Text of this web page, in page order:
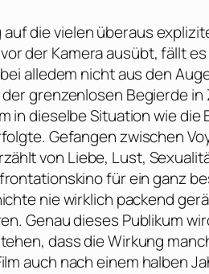
die vielen überaus
der Kamera ausübt, fällt es
alledem nicht aus den
grenzenlosen Begierde
in dieselbe Situation wie die
Gefangen zwischen
von Liebe, Lust,
für ein ganz
nie wirklich packend
Genau dieses Publikum
dass die Wirkung
auch nach einem halben